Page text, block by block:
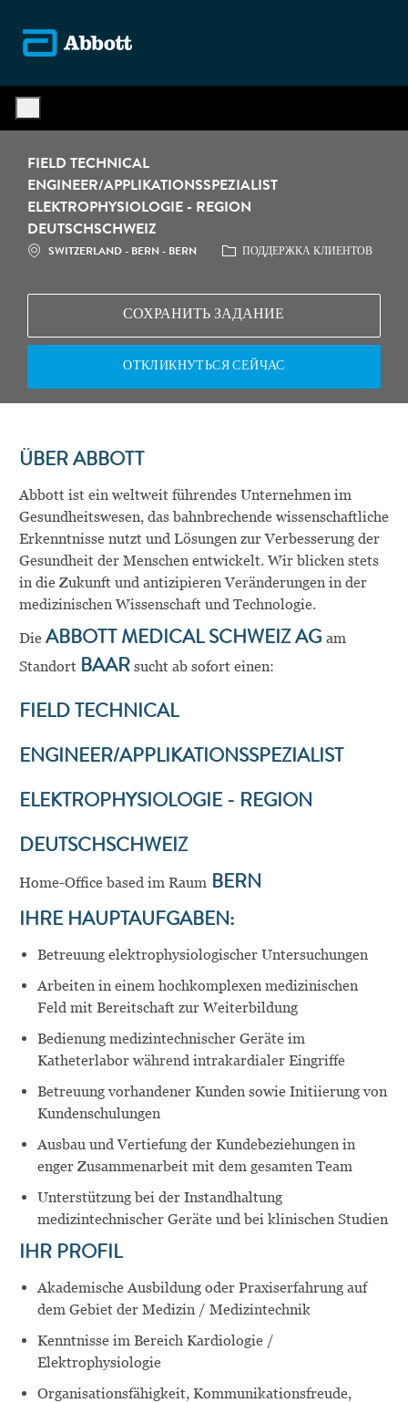
FIELD TECHNICAL
ENGINEER/APPLIKATIONSSPEZIALIST
ELEKTROPHYSIOLOGIE - REGION
DEUTSCHSCHWEIZ
МЕСТОПОЛОЖЕНИЕ
SWITZERLAND - BERN - BERN КАТЕГОРИЯ
ПОДДЕРЖКА КЛИЕНТОВ
СОХРАНИТЬ ЗАДАНИЕ
ОТКЛИКНУТЬСЯ СЕЙЧАС
ÜBER ABBOTT
Abbott ist ein weltweit führendes Unternehmen im
Gesundheitswesen, das bahnbrechende wissenschaftliche
Erkenntnisse nutzt und Lösungen zur Verbesserung der
Gesundheit der Menschen entwickelt. Wir blicken stets
in die Zukunft und antizipieren Veränderungen in der
medizinischen Wissenschaft und Technologie.
Die ABBOTT MEDICAL SCHWEIZ AG am
Standort BAARsucht ab sofort einen:
FIELD TECHNICAL
ENGINEER/APPLIKATIONSSPEZIALIST
ELEKTROPHYSIOLOGIE- REGION
DEUTSCHSCHWEIZ
Home-Office based im RaumBERN
IHRE HAUPTAUFGABEN:
Betreuung elektrophysiologischer Untersuchungen
Arbeiten in einem hochkomplexen medizinischen
Feld mit Bereitschaft zur Weiterbildung
Bedienung medizintechnischer Geräte im
Katheterlabor während intrakardialer Eingriffe
Betreuung vorhandener Kunden sowie Initiierung von
Kundenschulungen
Ausbau und Vertiefung der Kundebeziehungen in
enger Zusammenarbeit mit dem gesamten Team
Unterstützung bei der Instandhaltung
medizintechnischer Geräte und bei klinischen Studien
IHR PROFIL
Akademische Ausbildung oder Praxiserfahrung auf
dem Gebiet der Medizin / Medizintechnik
Kenntnisse im Bereich Kardiologie /
Elektrophysiologie
Organisationsfähigkeit, Kommunikationsfreude,